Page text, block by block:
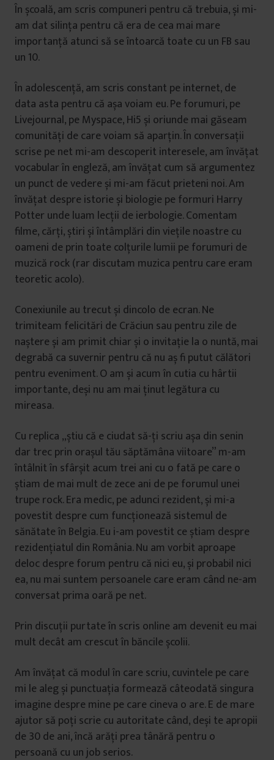
În școală, am scris compuneri pentru că trebuia, și mi-
am dat silința pentru că era de cea mai mare
importanță atunci să se întoarcă toate cu un FB sau
un 10.
În adolescență, am scris constant pe internet, de
data asta pentru că așa voiam eu. Pe forumuri, pe
Livejournal, pe Myspace, Hi5 și oriunde mai găseam
comunități de care voiam să aparțin. În conversații
scrise pe net mi-am descoperit interesele, am învățat
vocabular în engleză, am învățat cum să argumentez
un punct de vedere și mi-am făcut prieteni noi. Am
învățat despre istorie și biologie pe formuri Harry
Potter unde luam lecții de ierbologie. Comentam
filme, cărți, știri și întâmplări din viețile noastre cu
oameni de prin toate colțurile lumii pe forumuri de
muzică rock (rar discutam muzica pentru care eram
teoretic acolo).
Conexiunile au trecut și dincolo de ecran. Ne
trimiteam felicitări de Crăciun sau pentru zile de
naștere și am primit chiar și o invitație la o nuntă, mai
degrabă ca suvernir pentru că nu aș fi putut călători
pentru eveniment. O am și acum în cutia cu hârtii
importante, deși nu am mai ținut legătura cu
mireasa.
Cu replica „știu că e ciudat să-ți scriu așa din senin
dar trec prin orașul tău săptămâna viitoare” m-am
întâlnit în sfârșit acum trei ani cu o fată pe care o
știam de mai mult de zece ani de pe forumul unei
trupe rock. Era medic, pe adunci rezident, și mi-a
povestit despre cum funcționează sistemul de
sănătate în Belgia. Eu i-am povestit ce știam despre
rezidențiatul din România. Nu am vorbit aproape
deloc despre forum pentru că nici eu, și probabil nici
ea, nu mai suntem persoanele care eram când ne-am
conversat prima oară pe net.
Prin discuții purtate în scris online am devenit eu mai
mult decât am crescut în băncile școlii.
Am învățat că modul în care scriu, cuvintele pe care
mi le aleg și punctuația formează câteodată singura
imagine despre mine pe care cineva o are. E de mare
ajutor să poți scrie cu autoritate când, deși te apropii
de 30 de ani, încă arăți prea tânără pentru o
persoană cu un job serios.